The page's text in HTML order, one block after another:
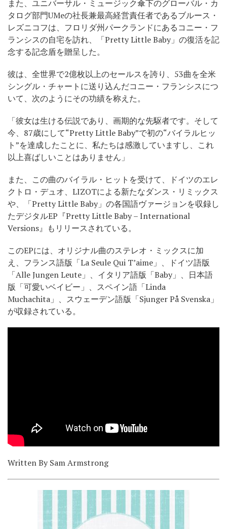
また、ユニバーサル・ミュージック傘下のグローバル・カ
タログ部門UMeの社長兼最高経営責任者であるブルース・
レズニコフは、フロリダ州パークランドにあるコニー・フ
ランシスの自宅を訪れ、「Pretty Little Baby」の復活を記
念する記念盾を贈呈した。
彼は、全世界で2億枚以上のセールスを誇り、53曲を全米
シングル・チャートに送り込んだコニー・フランシスにつ
いて、次のようにその功績を称えた。
「彼女は生ける伝説であり、画期的な先駆者です。そして
今、87歳にして“Pretty Little Baby”で初の“バイラルヒッ
ト”を達成したことに、私たちは感激していますし、これ
以上喜ばしいことはありません」
また、この曲のバイラル・ヒットを受けて、ドイツのエレ
クトロ・デュオ、LIZOTによる新たなダンス・リミックス
や、「Pretty Little Baby」の各国語ヴァージョンを収録し
たデジタルEP『Pretty Little Baby – International
Versions』もリリースされている。
このEPには、オリジナル曲のステレオ・ミックスに加
え、フランス語版「La Seule Qui T’aime」、ドイツ語版
「Alle Jungen Leute」、イタリア語版「Baby」、日本語
版「可愛いベイビー」、スペイン語「Linda
Muchachita」、スウェーデン語版「Sjunger På Svenska」
が収録されている。
Written By Sam Armstrong